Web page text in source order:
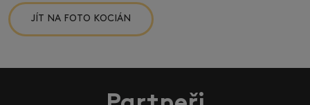
JÍT NA FOTO KOCIÁN